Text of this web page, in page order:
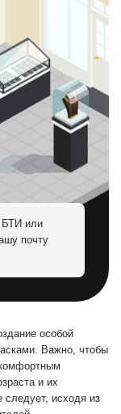
БТИ или
почту
особой
Важно, чтобы
и их
следует, исходя из